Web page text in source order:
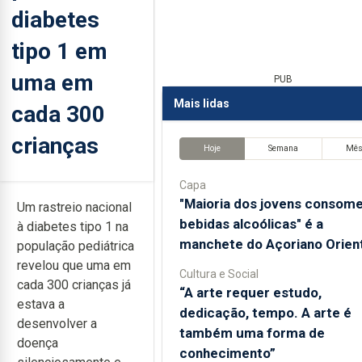
diabetes
tipo 1 em
uma em
cada 300
crianças
Um rastreio nacional
à diabetes tipo 1 na
população pediátrica
revelou que uma em
cada 300 crianças já
estava a
desenvolver a
doença
PUB
Mais lidas
Hoje Semana
Capa
"Maioria dos jovens
bebidas alcoólicas" é a
manchete do Açoriano
Cultura e Social
“A arte requer estudo,
dedicação, tempo. A arte é
também uma forma de
conhecimento”